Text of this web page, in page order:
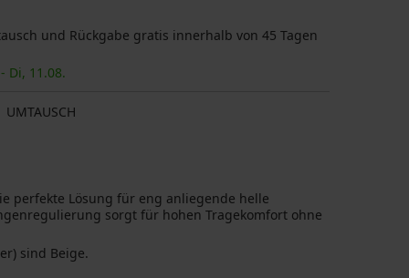
und Rückgabe gratis innerhalb von 45 Tagen
Di, 11.08.
UMTAUSCH
perfekte Lösung für eng anliegende helle
sorgt für hohen Tragekomfort ohne
sind Beige.